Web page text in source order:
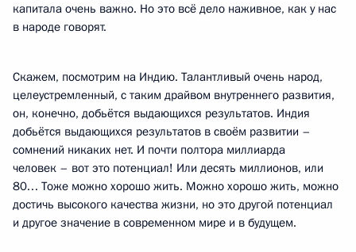
капитала очень важно. Но это всё дело наживное, как у нас
в народе говорят.
Скажем, посмотрим на Индию. Талантливый очень народ,
целеустремленный, с таким драйвом внутреннего развития,
он, конечно, добьётся выдающихся результатов. Индия
добьётся выдающихся результатов в своём развитии –
сомнений никаких нет. И почти полтора миллиарда
человек – вот это потенциал! Или десять миллионов, или
80… Тоже можно хорошо жить. Можно хорошо жить, можно
достичь высокого качества жизни, но это другой потенциал
и другое значение в современном мире и в будущем.